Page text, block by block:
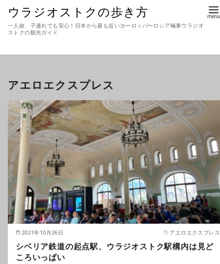
ウラジオストクの歩き方
一人旅、子連れでも安心！日本から最も近いヨーロッパ〜ロシア極東ウラジオ
ストクの観光ガイド
アエロエクスプレス
2021年10月26日 アエロエクスプレス
シベリア鉄道の起点駅、ウラジオストク駅構内は見ど
ころいっぱい